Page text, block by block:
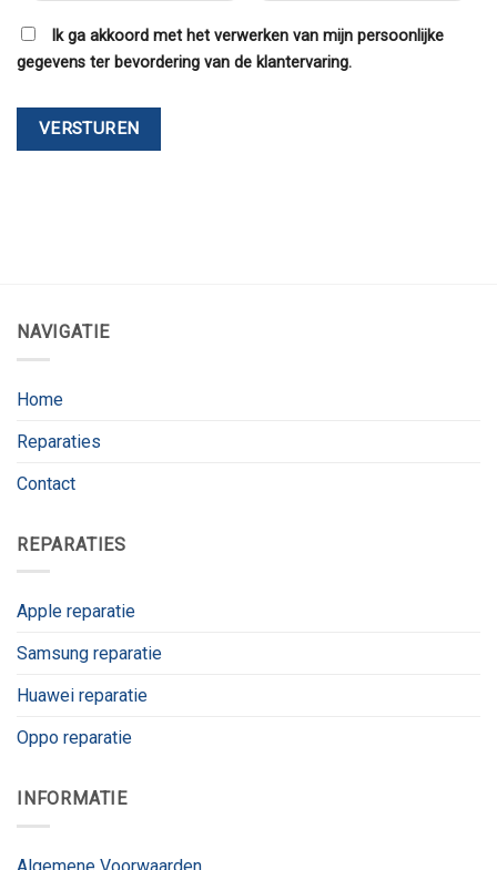
Ik ga akkoord met het verwerken van mijn persoonlijke
gegevens ter bevordering van de klantervaring.
NAVIGATIE
Home
Reparaties
Contact
REPARATIES
Apple reparatie
Samsung reparatie
Huawei reparatie
Oppo reparatie
INFORMATIE